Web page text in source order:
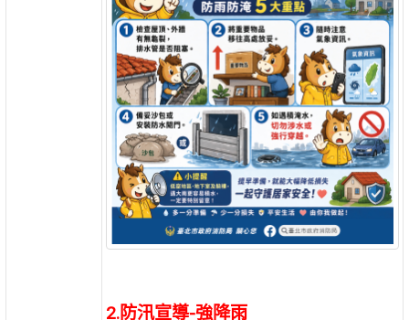
2.防汛宣導-強降雨